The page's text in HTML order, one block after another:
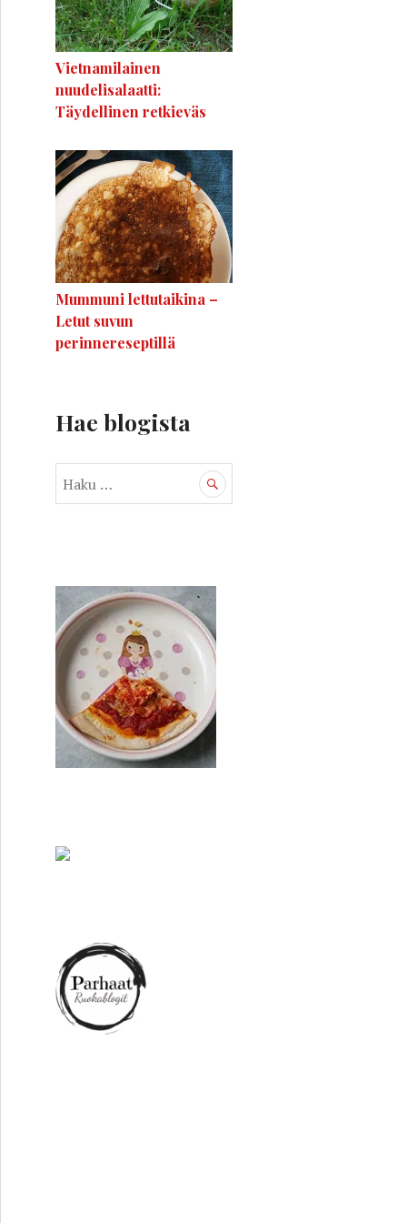
Vietnamilainen
nuudelisalaatti:
Täydellinen retkieväs
Mummuni lettutaikina –
Letut suvun
perinnereseptillä
Hae blogista